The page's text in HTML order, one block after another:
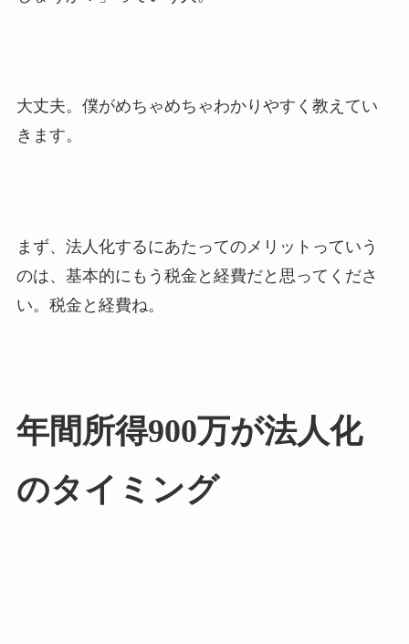
大丈夫。僕がめちゃめちゃわかりやすく教えてい
きます。
まず、法人化するにあたってのメリットっていう
のは、基本的にもう税金と経費だと思ってくださ
い。税金と経費ね。
年間所得900万が法人化
のタイミング